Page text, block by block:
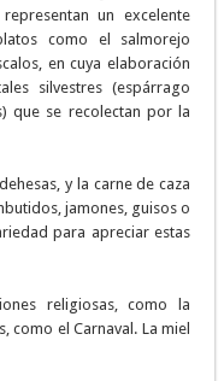
un excelente
como el salmorejo
en cuya elaboración
silvestres (espárrago
que se recolectan por la
y la carne de caza
jamones, guisos o
para apreciar estas
religiosas, como la
como el Carnaval. La miel